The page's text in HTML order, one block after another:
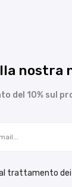
nostra
del 10% sul
trattamento